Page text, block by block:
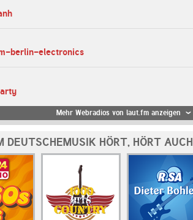
berlin-electronics
Mehr Webradios von laut.fm anzeigen
DEUTSCHEMUSIK HÖRT, HÖRT AUCH